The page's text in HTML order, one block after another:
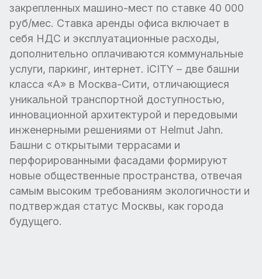
закрепленных машино-мест по ставке 40 000
руб/мес. Ставка аренды офиса включает в
себя НДС и эксплуатационные расходы,
дополнительно оплачиваются коммунальные
услуги, паркинг, интернет. iCITY – две башни
класса «А» в Москва-Сити, отличающиеся
уникальной транспортной доступностью,
инновационной архитектурой и передовыми
инженерными решениями от Helmut Jahn.
Башни с открытыми террасами и
перфорированными фасадами формируют
новые общественные пространства, отвечая
самым высоким требованиям экологичности и
подтверждая статус Москвы, как города
будущего.